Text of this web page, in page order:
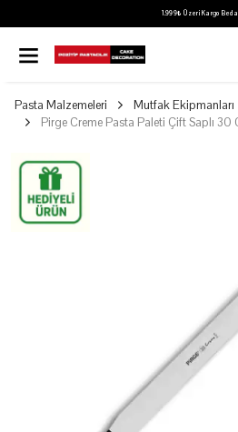
1.999₺ Üzeri Kargo
Pasta Malzemeleri
Mutfak Ekipmanları
Pirge Creme Pasta Paleti Çift Saplı 30